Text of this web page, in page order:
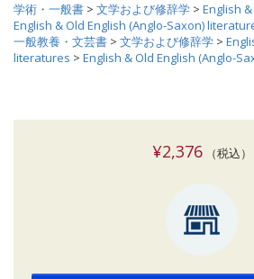
学術・一般書 > 文学および修辞学 > English
English & Old English (Anglo-Saxon)
一般教養・文芸書 > 文学および修辞学 >
literatures > English & Old English (Anglo-
¥2,376（税込）